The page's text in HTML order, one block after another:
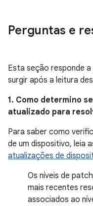
Perguntas e
Esta seção responde
surgir após a leitura
1. Como determino
atualizado para
Para saber como
de um dispositivo, leia
atualizações de
Os níveis de
mais recentes
associados ao